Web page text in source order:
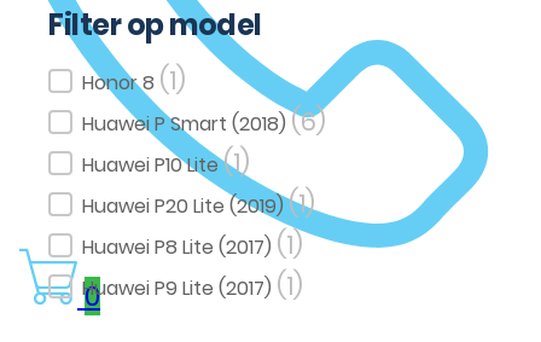
0
Filter op model
Filter op model
Honor 8 (1)
Huawei P Smart (2018) (6)
Huawei P10 Lite(1)
Huawei P20 Lite (2019)(1)
Huawei P8 Lite (2017) (1)
Huawei P9 Lite (2017) (1)